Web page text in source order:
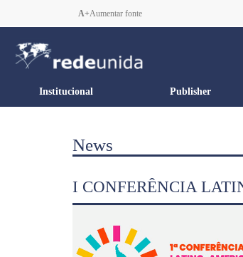
A+Aumentar fonte
Institucional Publisher
News
I CONFERÊNCIA